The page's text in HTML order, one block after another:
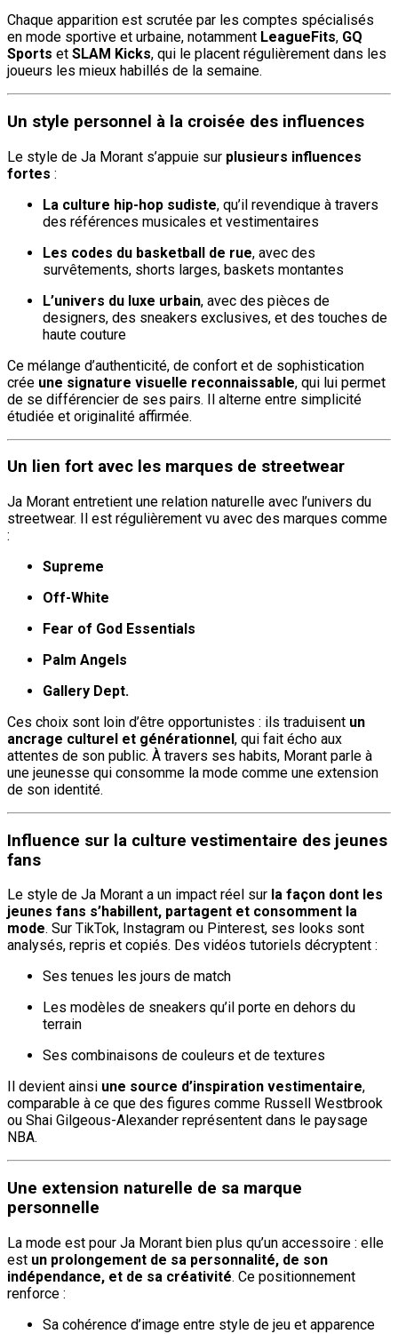
Chaque apparition est scrutée par les comptes spécialisés
en mode sportive et urbaine, notamment LeagueFits, GQ
Sports et SLAM Kicks, qui le placent régulièrement dans les
joueurs les mieux habillés de la semaine.
Un style personnel à la croisée des influences
Le style de Ja Morant s’appuie sur plusieurs influences
fortes :
La culture hip-hop sudiste, qu’il revendique à travers
des références musicales et vestimentaires
Les codes du basketball de rue, avec des
survêtements, shorts larges, baskets montantes
L’univers du luxe urbain, avec des pièces de
designers, des sneakers exclusives, et des touches de
haute couture
Ce mélange d’authenticité, de confort et de sophistication
crée une signature visuelle reconnaissable, qui lui permet
de se différencier de ses pairs. Il alterne entre simplicité
étudiée et originalité affirmée.
Un lien fort avec les marques de streetwear
Ja Morant entretient une relation naturelle avec l’univers du
streetwear. Il est régulièrement vu avec des marques comme
:
Supreme
Off-White
Fear of God Essentials
Palm Angels
Gallery Dept.
Ces choix sont loin d’être opportunistes : ils traduisent un
ancrage culturel et générationnel, qui fait écho aux
attentes de son public. À travers ses habits, Morant parle à
une jeunesse qui consomme la mode comme une extension
de son identité.
Influence sur la culture vestimentaire des jeunes
fans
Le style de Ja Morant a un impact réel sur la façon dont les
jeunes fans s’habillent, partagent et consomment la
mode. Sur TikTok, Instagram ou Pinterest, ses looks sont
analysés, repris et copiés. Des vidéos tutoriels décryptent :
Ses tenues les jours de match
Les modèles de sneakers qu’il porte en dehors du
terrain
Ses combinaisons de couleurs et de textures
Il devient ainsi une source d’inspiration vestimentaire,
comparable à ce que des figures comme Russell Westbrook
ou Shai Gilgeous-Alexander représentent dans le paysage
NBA.
Une extension naturelle de sa marque
personnelle
La mode est pour Ja Morant bien plus qu’un accessoire : elle
est un prolongement de sa personnalité, de son
indépendance, et de sa créativité. Ce positionnement
renforce :
Sa cohérence d’image entre style de jeu et apparence